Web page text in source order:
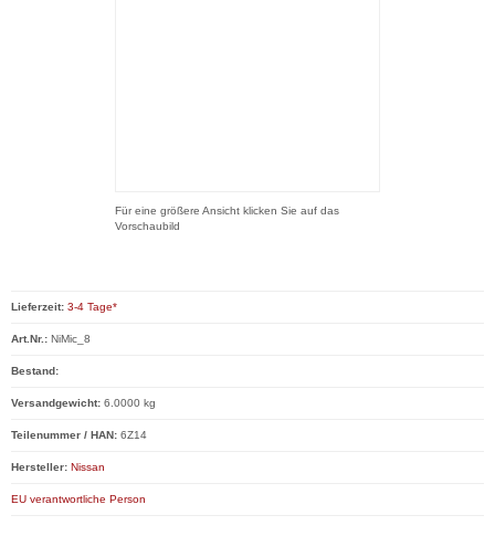
Für eine größere Ansicht klicken Sie auf das
Vorschaubild
Lieferzeit: 3-4 Tage*
Art.Nr.: NiMic_8
Bestand:
Versandgewicht: 6.0000 kg
Teilenummer / HAN: 6Z14
Hersteller: Nissan
EU verantwortliche Person